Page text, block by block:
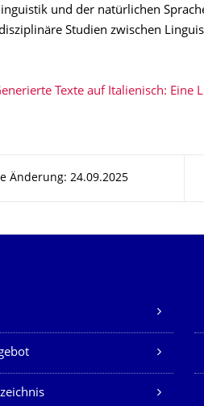
und der natürlichen
Studien zwischen
Texte auf Italienisch: Eine
Änderung: 24.09.2025